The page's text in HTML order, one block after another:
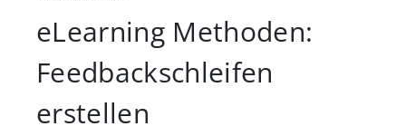
eLearning Methoden:
Feedbackschleifen
erstellen